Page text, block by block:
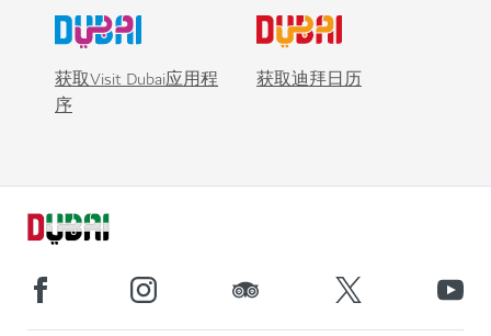
获取Visit Dubai应用程
序
获取迪拜日历